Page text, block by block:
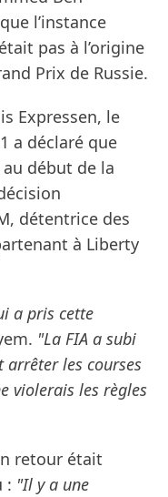
l’instance
pas à l’origine
Prix de Russie.
Expressen, le
a déclaré que
au début de la
détentrice des
à Liberty
a pris cette
"La FIA a subi
arrêter les courses
violerais les règles
retour était
: "Il y a une